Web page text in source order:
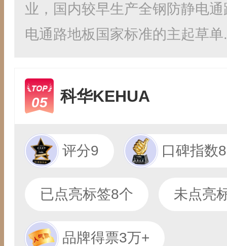
业，国内较早生产全钢防静电
电通路地板国家标准的主起草单
05 科华KEHUA
评分9 口碑指数
已点亮标签8个 未点亮
品牌得票3万+